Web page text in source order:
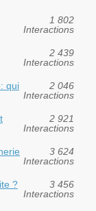
1 802
Interactions
2 439
Interactions
qui
2 046
Interactions
2 921
Interactions
3 624
Interactions
?
3 456
Interactions